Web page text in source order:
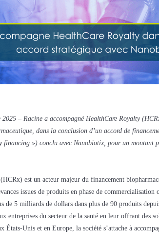
2025 – Racine a accompagné HealthCare Royalty
dans la conclusion d’un accord de
financing ») conclu avec Nanobiotix, pour un montant
est un acteur majeur du financement
issues de produits en phase de commercialisation
de 5 milliards de dollars dans plus de 90 produits
entreprises du secteur de la santé en leur offrant des
États-Unis et en Europe, la société s’attache à